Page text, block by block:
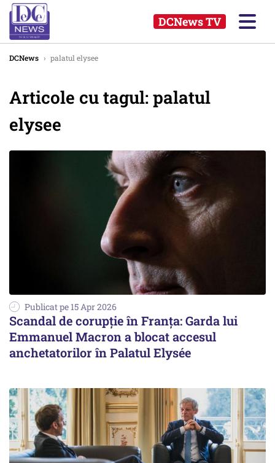
DCNews TV
DCNews › palatul elysee
Articole cu tagul: palatul
elysee
Publicat pe 15 Apr 2026
Scandal de corupție în Franța: Garda lui
Emmanuel Macron a blocat accesul
anchetatorilor în Palatul Elysée